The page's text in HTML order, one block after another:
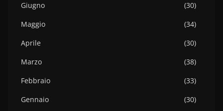
Giugno
(30)
Maggio
(34)
Aprile
(30)
Marzo
(38)
Febbraio
(33)
Gennaio
(30)